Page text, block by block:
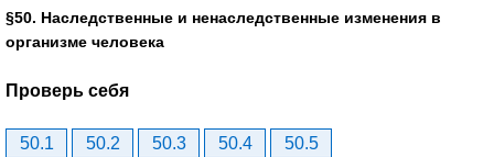
§50. Наследственные и ненаследственные изменения в
организме человека
Проверь себя
50.1 50.2 50.3 50.4 50.5